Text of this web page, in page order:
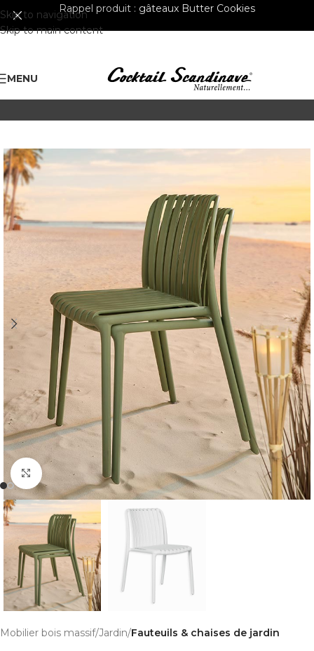
Skip to navigation
Skip to main content
Rappel produit : gâteaux Butter Cookies
MENU
Cliquer pour agrandir
Mobilier bois massif Jardin Fauteuils & chaises de jardin